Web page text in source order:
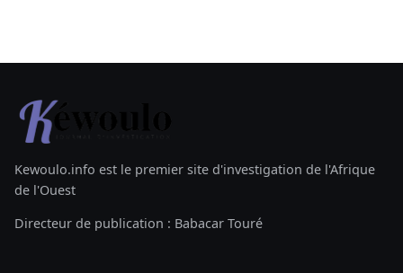
Kewoulo.info est le premier site d'investigation de l'Afrique
de l'Ouest
Directeur de publication : Babacar Touré